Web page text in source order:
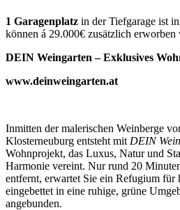
1 Garagenplatz in der Tiefgarage ist
können á 29.000€ zusätzlich erworben
DEIN Weingarten – Exklusives
www.deinweingarten.at
Inmitten der malerischen Weinberge
Klosterneuburg entsteht mit DEIN
Wohnprojekt, das Luxus, Natur und
Harmonie vereint. Nur rund 20
entfernt, erwartet Sie ein Refugium für
eingebettet in eine ruhige, grüne
angebunden.